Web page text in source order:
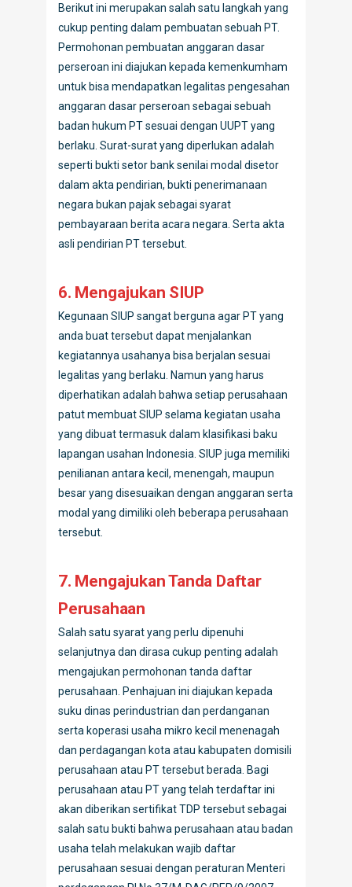
Berikut ini merupakan salah satu langkah yang
cukup penting dalam pembuatan sebuah PT.
Permohonan pembuatan anggaran dasar
perseroan ini diajukan kepada kemenkumham
untuk bisa mendapatkan legalitas pengesahan
anggaran dasar perseroan sebagai sebuah
badan hukum PT sesuai dengan UUPT yang
berlaku. Surat-surat yang diperlukan adalah
seperti bukti setor bank senilai modal disetor
dalam akta pendirian, bukti penerimanaan
negara bukan pajak sebagai syarat
pembayaraan berita acara negara. Serta akta
asli pendirian PT tersebut.
6. Mengajukan SIUP
Kegunaan SIUP sangat berguna agar PT yang
anda buat tersebut dapat menjalankan
kegiatannya usahanya bisa berjalan sesuai
legalitas yang berlaku. Namun yang harus
diperhatikan adalah bahwa setiap perusahaan
patut membuat SIUP selama kegiatan usaha
yang dibuat termasuk dalam klasifikasi baku
lapangan usahan Indonesia. SIUP juga memiliki
penilianan antara kecil, menengah, maupun
besar yang disesuaikan dengan anggaran serta
modal yang dimiliki oleh beberapa perusahaan
tersebut.
7. Mengajukan Tanda Daftar
Perusahaan
Salah satu syarat yang perlu dipenuhi
selanjutnya dan dirasa cukup penting adalah
mengajukan permohonan tanda daftar
perusahaan. Penhajuan ini diajukan kepada
suku dinas perindustrian dan perdanganan
serta koperasi usaha mikro kecil menenagah
dan perdagangan kota atau kabupaten domisili
perusahaan atau PT tersebut berada. Bagi
perusahaan atau PT yang telah terdaftar ini
akan diberikan sertifikat TDP tersebut sebagai
salah satu bukti bahwa perusahaan atau badan
usaha telah melakukan wajib daftar
perusahaan sesuai dengan peraturan Menteri